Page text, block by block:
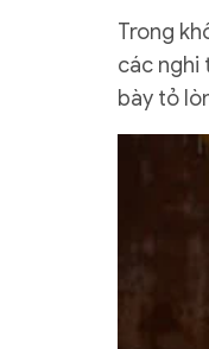
Trong
các nghi
bày tỏ